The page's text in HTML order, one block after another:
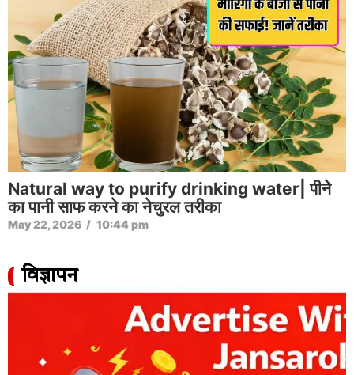
Natural way to purify drinking water| पीने
का पानी साफ करने का नेचुरल तरीका
May 22, 2026 / 10:44 pm
विज्ञापन